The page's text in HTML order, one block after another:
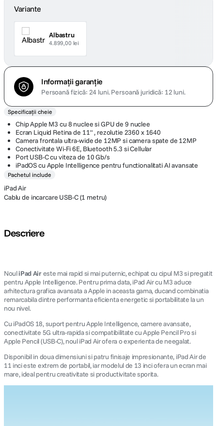
Variante
Albastru
4.899,00 lei
Informații garanție
Persoană fizică: 24 luni.Persoană juridică: 12 luni.
Specificații cheie
Chip Apple M3 cu 8 nuclee si GPU de 9 nuclee
Ecran Liquid Retina de 11" , rezolutie 2360 x 1640
Camera frontala ultra-wide de 12MP si camera spate de 12MP
Conectivitate Wi-Fi 6E, Bluetooth 5.3 si Cellular
Port USB-C cu viteza de 10 Gb/s
iPadOS cu Apple Intelligence pentru functionalitati AI avansate
Pachetul include
iPad Air
Cablu de incarcare USB-C (1 metru)
Descriere
NouliPad Aireste mai rapid si mai puternic, echipat cu cipul M3 si pregatit
pentru Apple Intelligence. Pentru prima data, iPad Air cu M3 aduce
arhitectura grafica avansata a Apple in aceasta gama, ducand combinatia
remarcabila dintre performanta eficienta energetic si portabilitate la un
nou nivel.
Cu iPadOS 18, suport pentru Apple Intelligence, camere avansate,
conectivitate 5G ultra-rapida si compatibilitate cu Apple Pencil Pro si
Apple Pencil (USB-C), noul iPad Air ofera o experienta de neegalat.
Disponibil in doua dimensiuni si patru finisaje impresionante, iPad Air de
11 inci este extrem de portabil, iar modelul de 13 inci ofera un ecran mai
mare, ideal pentru creativitate si productivitate sporita.